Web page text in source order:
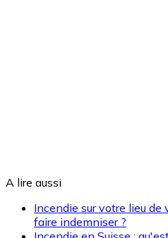
A lire aussi
Incendie sur votre lieu de
faire indemniser ?